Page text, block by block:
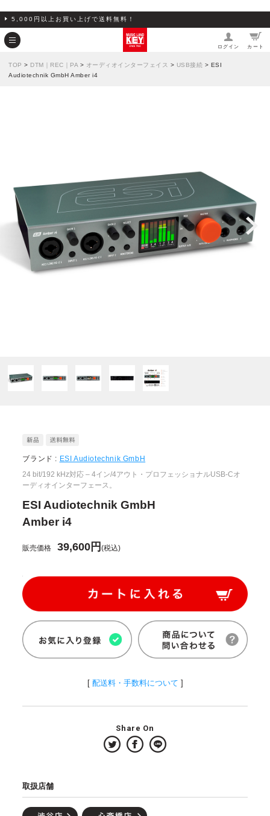
5,000円以上お買い上げで送料無料！
ログイン カート
TOP > DTM｜REC｜PA > オーディオインターフェイス > USB接続 > ESI
Audiotechnik GmbH Amber i4
ブランド : ESI Audiotechnik GmbH
24 bit/192 kHz対応 – 4イン/4アウト・プロフェッショナルUSB-Cオ
ーディオインターフェース。
ESI Audiotechnik GmbH
Amber i4
販売価格 39,600円(税込)
[ 配送料・手数料について ]
Share On
取扱店舗